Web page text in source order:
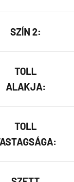
SZÍN 2:
TOLL
ALAKJA:
TOLL